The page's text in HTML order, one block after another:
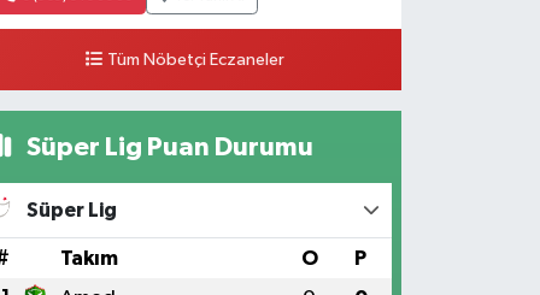
Tüm Nöbetçi Eczaneler
Süper Lig Puan Durumu
Süper Lig
Takım O P